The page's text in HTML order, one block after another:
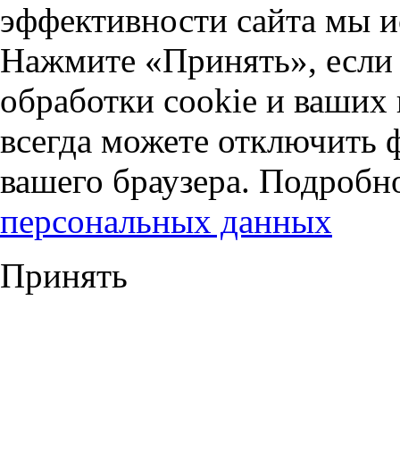
эффективности сайта мы
Нажмите «Принять», если
обработки cookie и
всегда можете отключить
вашего браузера.
персональных данных
Принять